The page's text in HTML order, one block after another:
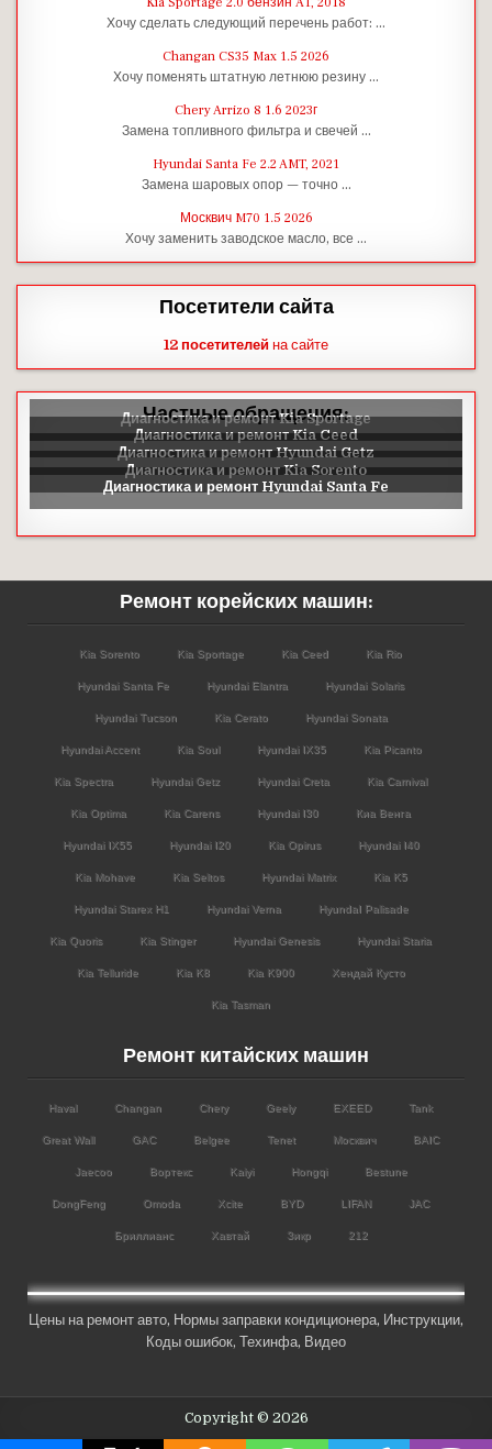
Хочу сделать следующий перечень работ: …
Changan CS35 Max 1.5 2026
Хочу поменять штатную летнюю резину …
Chery Arrizo 8 1.6 2023г
Замена топливного фильтра и свечей …
Hyundai Santa Fe 2.2 AMT, 2021
Замена шаровых опор — точно …
Москвич M70 1.5 2026
Хочу заменить заводское масло, все …
Посетители сайта
12 посетителей на сайте
Частные обращения:
Ремонт корейских машин:
Kia Sorento Kia Sportage Kia Ceed Kia Rio
Hyundai Santa Fe Hyundai Elantra Hyundai Solaris
Hyundai Tucson Kia Cerato Hyundai Sonata
Hyundai Accent Kia Soul Hyundai IX35 Kia Picanto
Kia Spectra Hyundai Getz Hyundai Creta Kia Carnival
Kia Optima Kia Carens Hyundai I30 Киа Венга
Hyundai IX55 Hyundai I20 Kia Opirus Hyundai I40
Kia Mohave Kia Seltos Hyundai Matrix Kia K5
Hyundai Starex H1 Hyundai Verna HyundaI Palisade
Kia Quoris Kia Stinger Hyundai Genesis Hyundai Staria
Kia Telluride Kia K8 Kia K900 Хендай Кусто
Kia Tasman
Ремонт китайских машин
Haval Changan Chery Geely EXEED Tank
Great Wall GAC Belgee Tenet Москвич BAIC
Jaecoo Вортекс Kaiyi Hongqi Bestune
DongFeng Omoda Xcite BYD LIFAN JAC
Бриллианс Хавтай Зикр 212
Цены на ремонт авто, Нормы заправки кондиционера, Инструкции,
Коды ошибок, Техинфа, Видео
Copyright © 2026